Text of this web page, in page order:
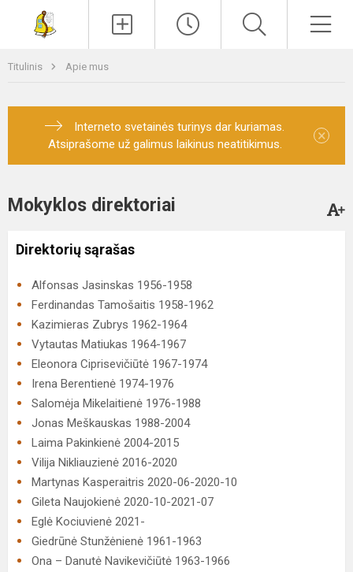
Titulinis Apie mus
Interneto svetainės turinys dar kuriamas.
Atsiprašome už galimus laikinus neatitikimus.
×
Mokyklos direktoriai
Direktorių sąrašas
Alfonsas Jasinskas 1956-1958
Ferdinandas Tamošaitis 1958-1962
Kazimieras Zubrys 1962-1964
Vytautas Matiukas 1964-1967
Eleonora Ciprisevičiūtė 1967-1974
Irena Berentienė 1974-1976
Salomėja Mikelaitienė 1976-1988
Jonas Meškauskas 1988-2004
Laima Pakinkienė 2004-2015
Vilija Nikliauzienė 2016-2020
Martynas Kasperaitris 2020-06-2020-10
Gileta Naujokienė 2020-10-2021-07
Eglė Kociuvienė 2021-
Giedrūnė Stunžėnienė 1961-1963
Ona – Danutė Navikevičiūtė 1963-1966